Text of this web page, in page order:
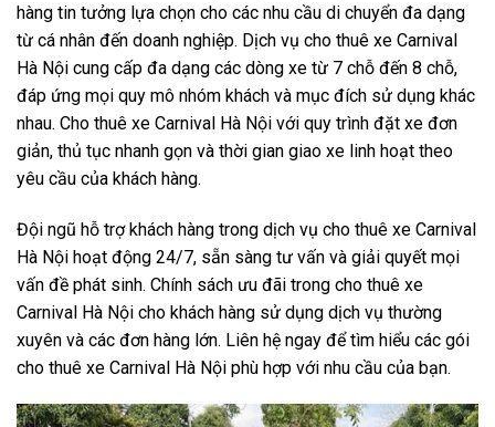
hàng tin tưởng lựa chọn cho các nhu cầu di chuyển đa dạng
từ cá nhân đến doanh nghiệp. Dịch vụ cho thuê xe Carnival
Hà Nội cung cấp đa dạng các dòng xe từ 7 chỗ đến 8 chỗ,
đáp ứng mọi quy mô nhóm khách và mục đích sử dụng khác
nhau. Cho thuê xe Carnival Hà Nội với quy trình đặt xe đơn
giản, thủ tục nhanh gọn và thời gian giao xe linh hoạt theo
yêu cầu của khách hàng.
Đội ngũ hỗ trợ khách hàng trong dịch vụ cho thuê xe Carnival
Hà Nội hoạt động 24/7, sẵn sàng tư vấn và giải quyết mọi
vấn đề phát sinh. Chính sách ưu đãi trong cho thuê xe
Carnival Hà Nội cho khách hàng sử dụng dịch vụ thường
xuyên và các đơn hàng lớn. Liên hệ ngay để tìm hiểu các gói
cho thuê xe Carnival Hà Nội phù hợp với nhu cầu của bạn.